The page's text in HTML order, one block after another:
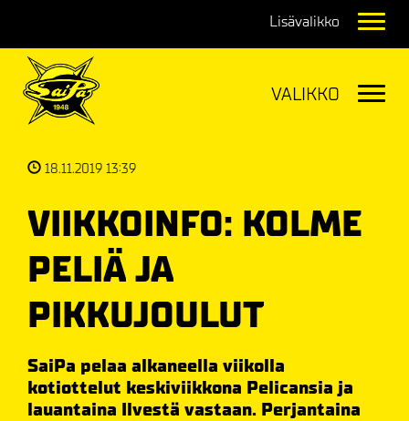
18.11.2019 13:39
VIIKKOINFO: KOLME
PELIÄ JA
PIKKUJOULUT
SaiPa pelaa alkaneella viikolla
kotiottelut keskiviikkona Pelicansia ja
lauantaina Ilvestä vastaan. Perjantaina